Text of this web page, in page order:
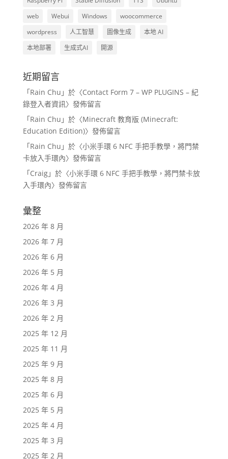
web
Webui Windows
woocommerce
wordpress
人工智慧 圖像生成
本地 AI
本地部署
生成式AI 開源
近期留言
「Rain Chu 」於〈Contact Form 7 – WP PLUGINS – 紀
錄登入者資訊〉發佈留言
「Rain Chu 」於〈Minecraft 教育版 (Minecraft:
Education Edition)〉發佈留言
「Rain Chu 」於〈小米手環 6 NFC 手把手教學，將門禁
卡放入手環內〉發佈留言
「Craig」於〈小米手環 6 NFC 手把手教學，將門禁卡放
入手環內〉發佈留言
彙整
2026 年 8 月
2026 年 7 月
2026 年 6 月
2026 年 5 月
2026 年 4 月
2026 年 3 月
2026 年 2 月
2025 年 12 月
2025 年 11 月
2025 年 9 月
2025 年 8 月
2025 年 6 月
2025 年 5 月
2025 年 4 月
2025 年 3 月
2025 年 2 月